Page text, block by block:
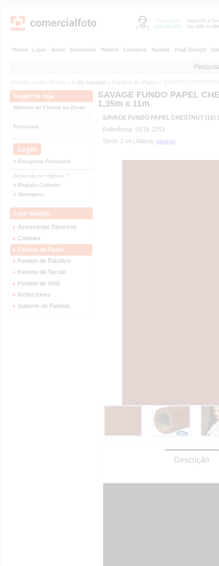
Home Lojas Autel Broncolor Hähnel Lowepro Nanlite Peak Design
Home » Lojas Online » Loja savage » Fundos de Papel » SAVAGE FUNDO
Login na loja
Número de Cliente ou Email
Password
» Recuperar Password
Ainda não se registou ?
» Registo Gratuito
» Vantagens
Loja savage
Acessorios Diversos
Colunas
Fundos de Papel
Fundos de Plástico
Fundos de Tecido
Fundos de Vinil
Reflectores
Suporte de Fundos
SAVAGE FUNDO PAPEL
1,35m x 11m
SAVAGE FUNDO PAPEL CHESTNUT (16)
Referência: SV16-1253
Stock: 2 un | Marca: savage
Descrição